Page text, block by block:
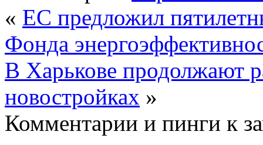
« ЕС предложил
Фонда
В Харькове продолжают
новостройках »
Комментарии и пинги к